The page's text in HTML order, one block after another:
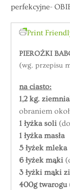
perfekcyjne-
Print
PIEROŻKI
(wg. przepisu
na ciasto:
1,2 kg.
obraniem
1 łyżka soli
1 łyżka masła
5 łyżek mleka
6 łyżek mąki
3 łyżki mąki
400g twarogu